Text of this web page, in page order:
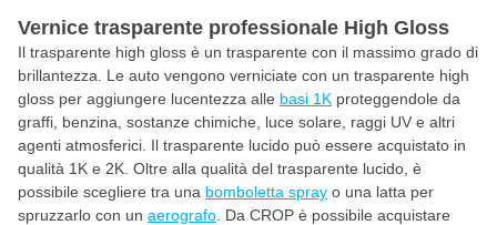
Vernice trasparente professionale High Gloss
Il trasparente high gloss è un trasparente con il massimo grado di
brillantezza. Le auto vengono verniciate con un trasparente high
gloss per aggiungere lucentezza alle basi 1K proteggendole da
graffi, benzina, sostanze chimiche, luce solare, raggi UV e altri
agenti atmosferici. Il trasparente lucido può essere acquistato in
qualità 1K e 2K. Oltre alla qualità del trasparente lucido, è
possibile scegliere tra una bomboletta spray o una latta per
spruzzarlo con un aerografo . Da CROP è possibile acquistare